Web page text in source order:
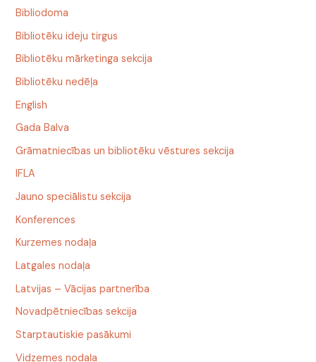
Bibliodoma
Bibliotēku ideju tirgus
Bibliotēku mārketinga sekcija
Bibliotēku nedēļa
English
Gada Balva
Grāmatniecības un bibliotēku vēstures sekcija
IFLA
Jauno speciālistu sekcija
Konferences
Kurzemes nodaļa
Latgales nodaļa
Latvijas – Vācijas partnerība
Novadpētniecības sekcija
Starptautiskie pasākumi
Vidzemes nodaļa